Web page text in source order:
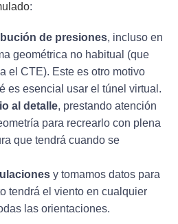
:
de presiones, incluso en
geométrica no habitual (que
el CTE). Este es otro motivo
es esencial usar el túnel virtual.
al detalle, prestando atención
para recrearlo con plena
que tendrá cuando se
y tomamos datos para
tendrá el viento en cualquier
las orientaciones.